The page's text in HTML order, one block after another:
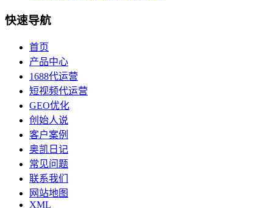
快速导航
首页
产品中心
1688代运营
短视频代运营
GEO优化
创始人说
客户案例
奥凯日记
常见问题
联系我们
网站地图
XML